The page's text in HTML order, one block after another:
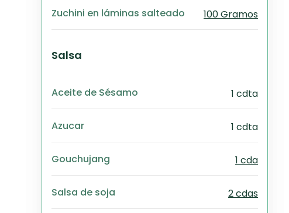
Zuchini en láminas salteado 100 Gramos
Salsa
Aceite de Sésamo 1 cdta
Azucar 1 cdta
Gouchujang 1 cda
Salsa de soja 2 cdas